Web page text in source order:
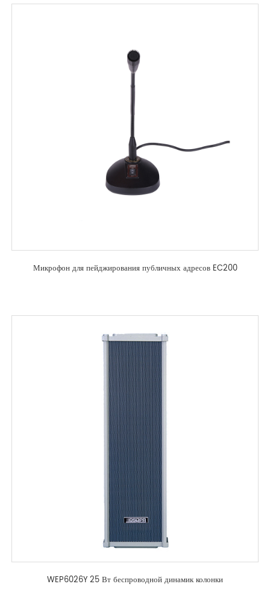
Микрофон для пейджирования публичных адресов EC200
WEP6026Y 25 Вт беспроводной динамик колонки